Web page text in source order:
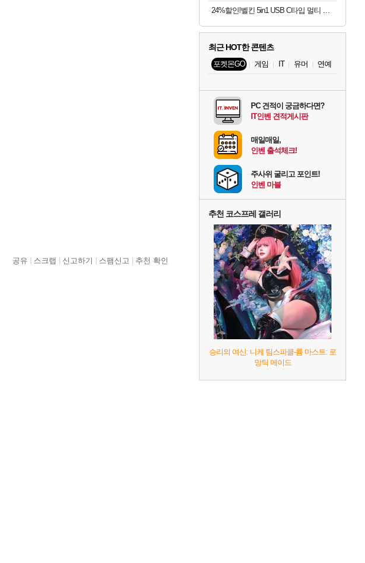
공유 스크랩 신고하기 스팸신고 추천 확인
24%할인!벨킨 5in1 USB C타입 멀티 허브 AVC007bt 아이폰 아이패드 맥북 프로 에어 노트북 호환
최근 HOT한 콘텐츠
포켓몬GO 게임 IT 유머 연예
PC 견적이 궁금하다면?
IT인벤 견적게시판
매일매일,
인벤 출석체크!
주사위 굴리고 포인트!
인벤 마블
추천 코스프레 갤러리
승리의 여신: 니케 팀스파클-륨 마스트: 로
망틱 메이드